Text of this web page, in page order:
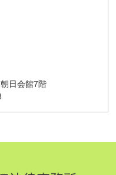
日会館7階